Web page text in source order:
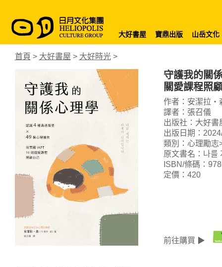
大好書屋 寶鼎出版 山岳文化
首頁 > 大好書屋 > 大好時光>
守護我的關
關愛課程照
作者：安潔拉・
譯者：張召儀
出版社：大好書
出版日期：
類別：心理勵志
原文書名：나를
ISBN/條碼：
定價：420
前往購買 ▶